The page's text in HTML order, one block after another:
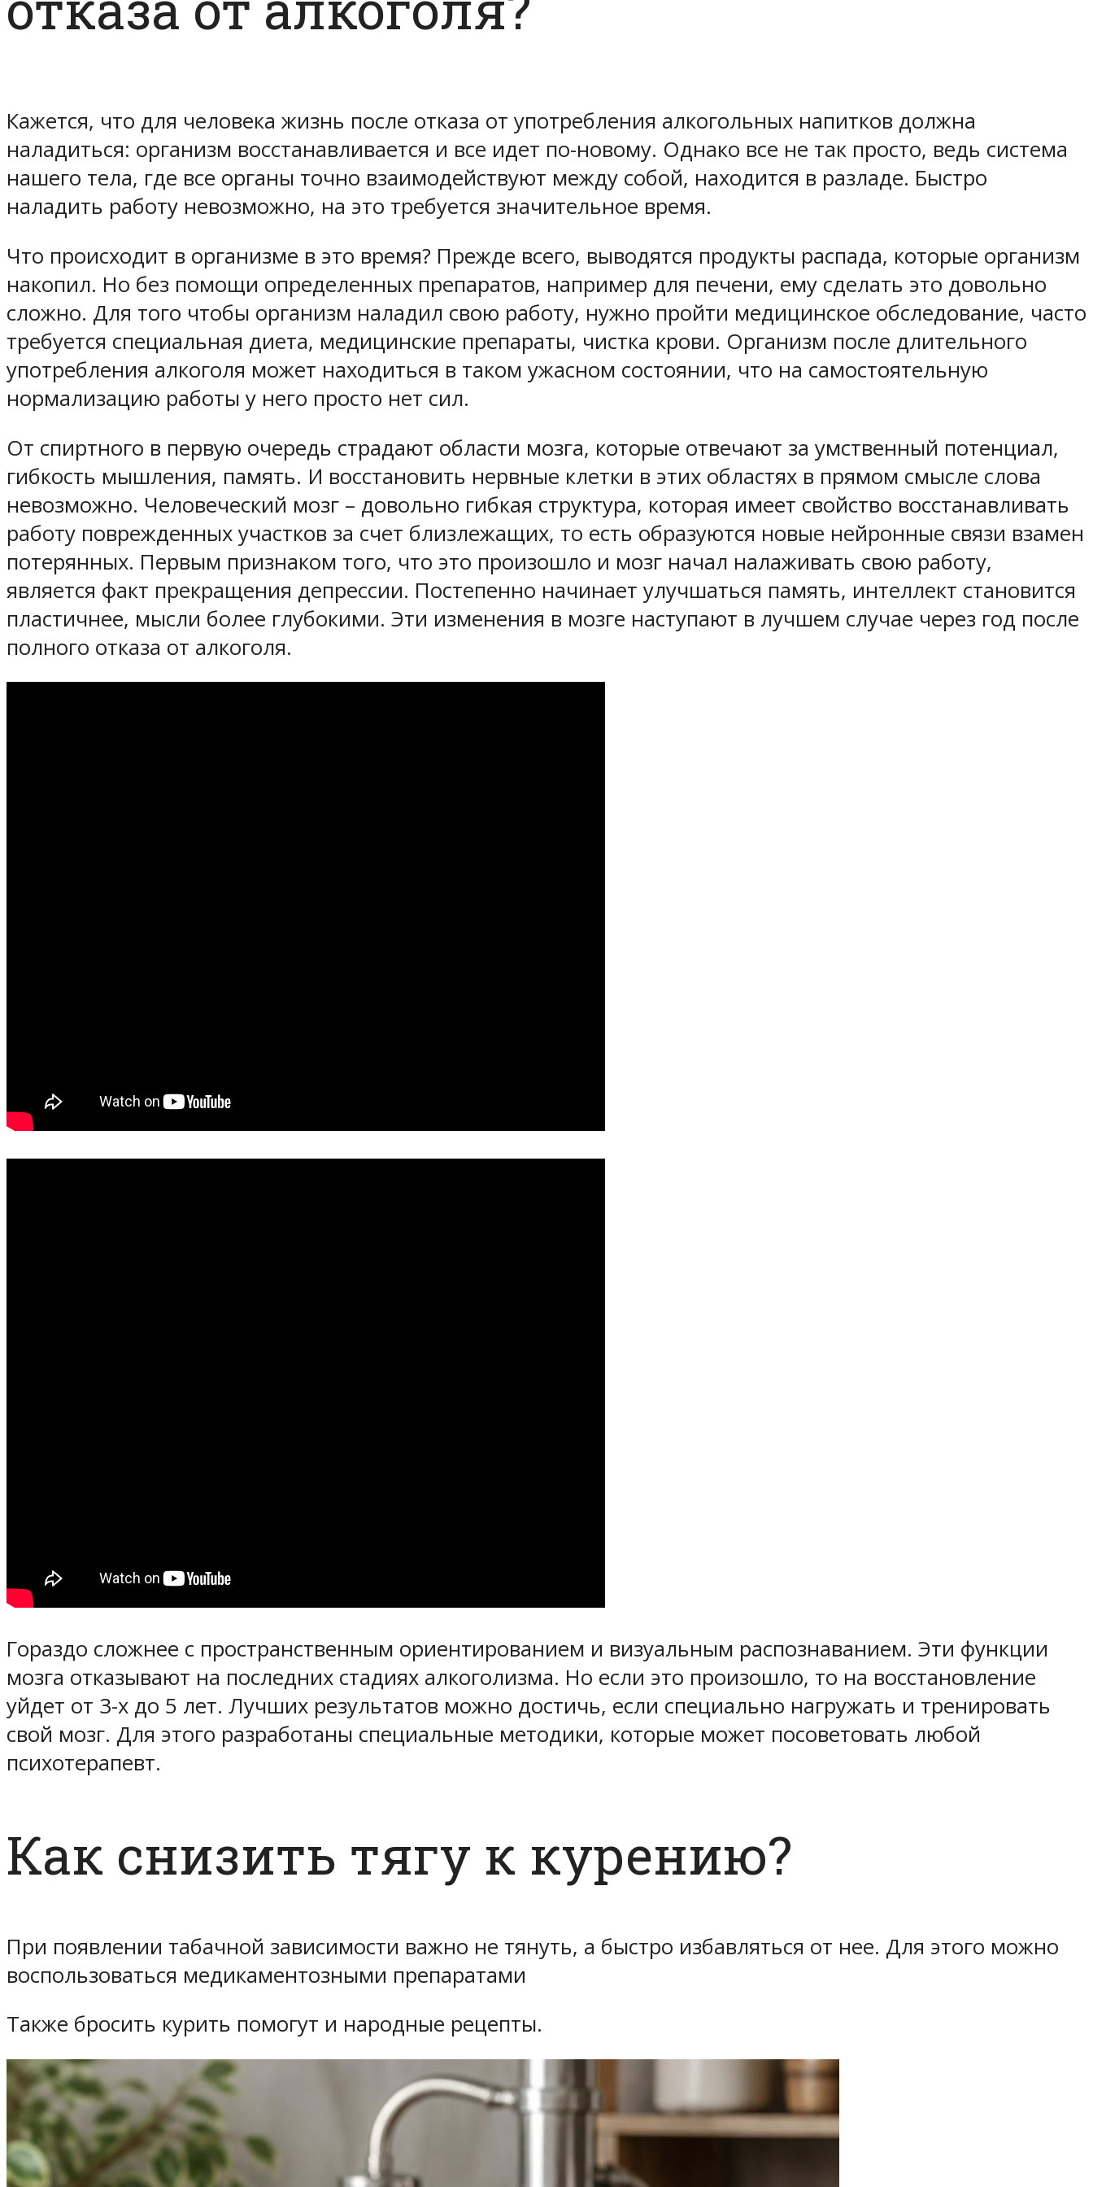
Кажется, что для человека жизнь после отказа от употребления алкогольных напитков должна
наладиться: организм восстанавливается и все идет по-новому. Однако все не так просто, ведь система
нашего тела, где все органы точно взаимодействуют между собой, находится в разладе. Быстро
наладить работу невозможно, на это требуется значительное время.
Что происходит в организме в это время? Прежде всего, выводятся продукты распада, которые организм
накопил. Но без помощи определенных препаратов, например для печени, ему сделать это довольно
сложно. Для того чтобы организм наладил свою работу, нужно пройти медицинское обследование, часто
требуется специальная диета, медицинские препараты, чистка крови. Организм после длительного
употребления алкоголя может находиться в таком ужасном состоянии, что на самостоятельную
нормализацию работы у него просто нет сил.
От спиртного в первую очередь страдают области мозга, которые отвечают за умственный потенциал,
гибкость мышления, память. И восстановить нервные клетки в этих областях в прямом смысле слова
невозможно. Человеческий мозг – довольно гибкая структура, которая имеет свойство восстанавливать
работу поврежденных участков за счет близлежащих, то есть образуются новые нейронные связи взамен
потерянных. Первым признаком того, что это произошло и мозг начал налаживать свою работу,
является факт прекращения депрессии. Постепенно начинает улучшаться память, интеллект становится
пластичнее, мысли более глубокими. Эти изменения в мозге наступают в лучшем случае через год после
полного отказа от алкоголя.
Гораздо сложнее с пространственным ориентированием и визуальным распознаванием. Эти функции
мозга отказывают на последних стадиях алкоголизма. Но если это произошло, то на восстановление
уйдет от 3-х до 5 лет. Лучших результатов можно достичь, если специально нагружать и тренировать
свой мозг. Для этого разработаны специальные методики, которые может посоветовать любой
психотерапевт.
Как снизить тягу к курению?
При появлении табачной зависимости важно не тянуть, а быстро избавляться от нее. Для этого можно
воспользоваться медикаментозными препаратами
Также бросить курить помогут и народные рецепты.